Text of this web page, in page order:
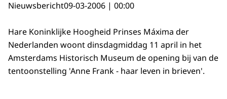
Nieuwsbericht09-03-2006 | 00:00
Hare Koninklijke Hoogheid Prinses Máxima der
Nederlanden woont dinsdagmiddag 11 april in het
Amsterdams Historisch Museum de opening bij van de
tentoonstelling 'Anne Frank - haar leven in brieven'.